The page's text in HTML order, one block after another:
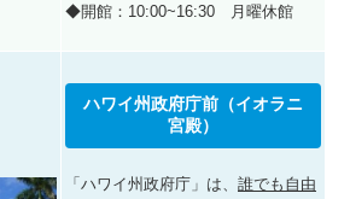
◆開館：10:00~16:30 月曜休館
ハワイ州政府庁前（イオラニ
宮殿）
「ハワイ州政府庁」は、 誰でも自由